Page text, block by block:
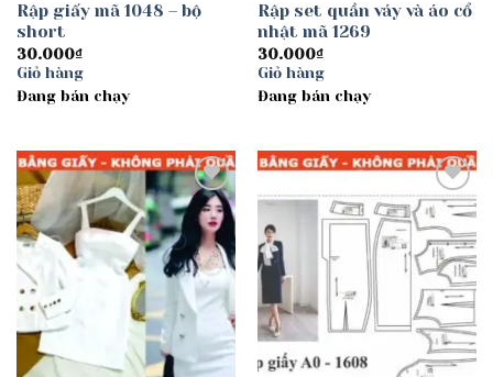
Rập giấy mã 1048 – bộ
short
30.000₫
Giỏ hàng
Đang bán chạy
Rập set quần váy và áo cổ
nhật mã 1269
30.000₫
Giỏ hàng
Đang bán chạy
Add to
wishlist
Add to
wishlist